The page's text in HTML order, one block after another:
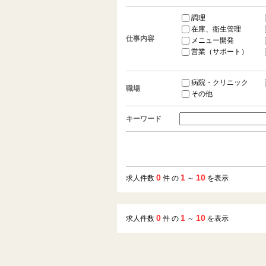
仕事内容
調理
在庫、衛生管理
メニュー開発
営業（サポート）
職場
病院・クリニック
その他
キーワード
求人件数 0 件 の 1 ～ 10 を表示
求人件数 0 件 の 1 ～ 10 を表示